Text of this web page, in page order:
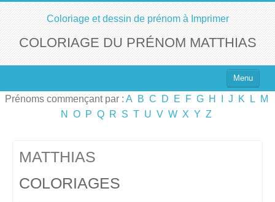
Coloriage et dessin de prénom à Imprimer
COLORIAGE DU PRÉNOM MATTHIAS
Menu
Top 100 des Prénoms
Prénoms commençant par : A B C D E F G H J K L
M
N
O P Q R S T U V W X Y Z
MATTHIAS
COLORIAGES